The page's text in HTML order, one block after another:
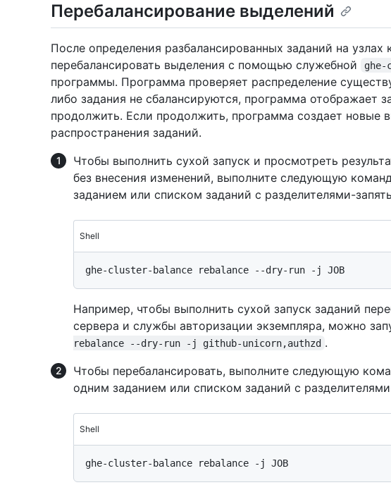
Перебалансирование выделений
После определения разбалансированных заданий на узлах
перебалансировать выделения с помощью служебной
программы. Программа проверяет распределение
либо задания не сбалансируются, программа отображает
продолжить. Если продолжить, программа создает новые
распространения заданий.
Чтобы выполнить сухой запуск и просмотреть
без внесения изменений, выполните следующую
заданием или списком заданий с разделителями-
Shell
Например, чтобы выполнить сухой запуск заданий
сервера и службы авторизации экземпляра, можно
rebalance --dry-run -j github-unicorn,authzd .
Чтобы перебалансировать, выполните следующую
одним заданием или списком заданий с
Shell